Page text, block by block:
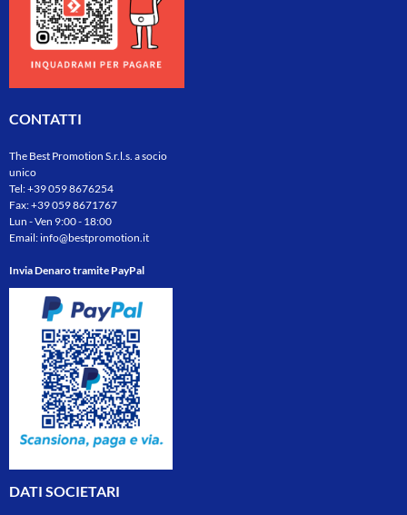
CONTATTI
The Best Promotion S.r.l.s. a socio
unico
Tel:+39 059 8676254
Fax: +39 059 8671767
Lun - Ven 9:00 - 18:00
Email:info@bestpromotion.it
Invia Denaro tramite PayPal
DATI SOCIETARI